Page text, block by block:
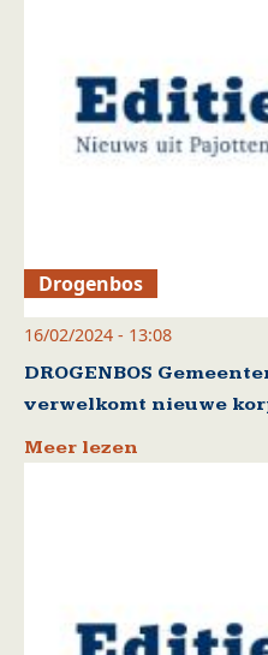
Drogenbos
16/02/2024 - 13:08
DROGENBOS
verwelkomt nieuwe
Meer lezen